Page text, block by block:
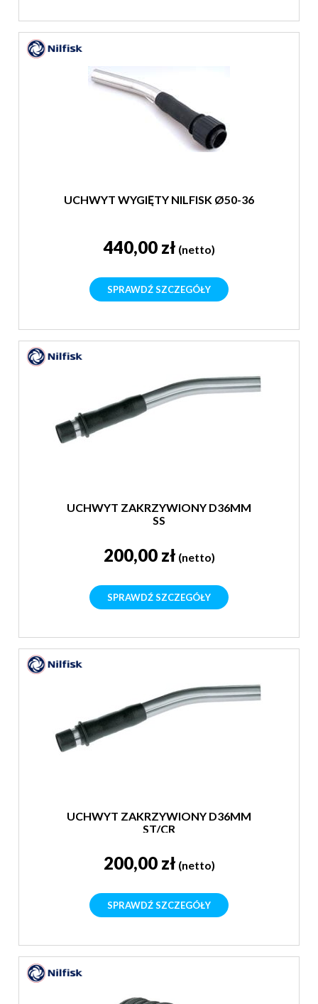
UCHWYT WYGIĘTY NILFISK Ø50-36
440,00 zł (netto)
SPRAWDŹ SZCZEGÓŁY
UCHWYT ZAKRZYWIONY D36MM
SS
200,00 zł (netto)
SPRAWDŹ SZCZEGÓŁY
UCHWYT ZAKRZYWIONY D36MM
ST/CR
200,00 zł (netto)
SPRAWDŹ SZCZEGÓŁY